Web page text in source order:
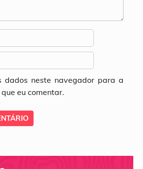
dados neste navegador para a
eu comentar.